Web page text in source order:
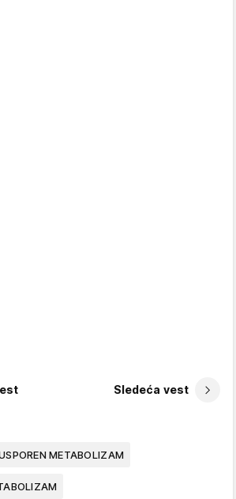
Sledeća vest
METABOLIZAM